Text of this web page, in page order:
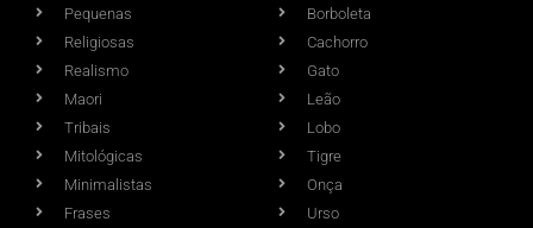
Pequenas
Religiosas
Realismo
Maori
Tribais
Mitológicas
Minimalistas
Frases
Borboleta
Cachorro
Gato
Leão
Lobo
Tigre
Onça
Urso